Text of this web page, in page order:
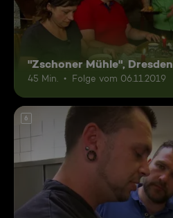
"Zschoner Mühle", Dresden
45 Min. Folge vom 06.11.2019
6